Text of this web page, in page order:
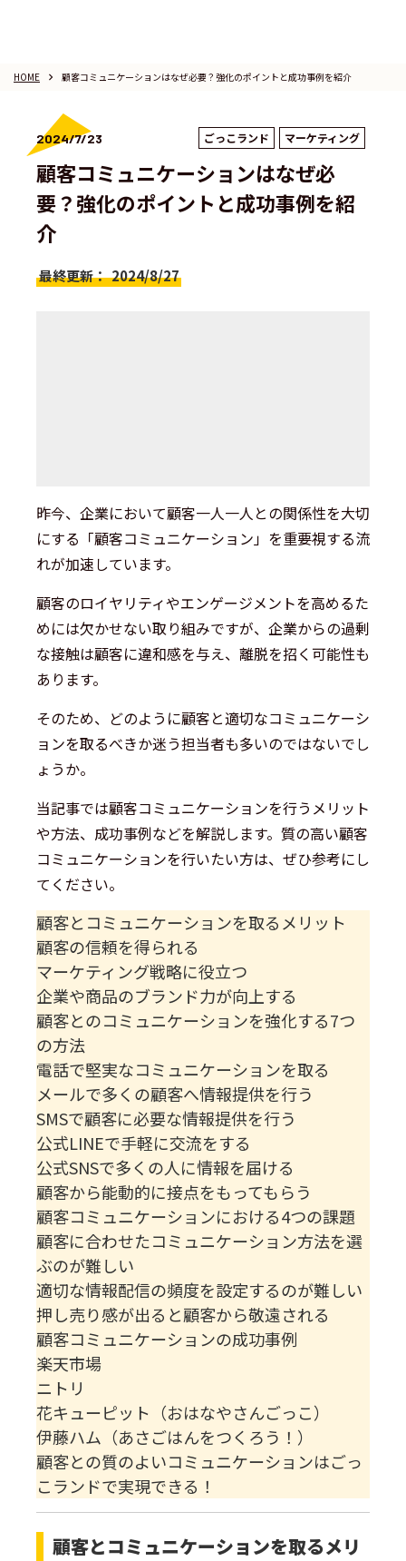
HOME keyboard_arrow_right 顧客コミュニケーションはなぜ必要？強化のポイントと成功事例を紹介
2024/7/23 ごっこランド マーケティング
顧客コミュニケーションはなぜ必
要？強化のポイントと成功事例を紹
介
最終更新： 2024/8/27
昨今、企業において顧客一人一人との関係性を大切
にする「顧客コミュニケーション」を重要視する流
れが加速しています。
顧客のロイヤリティやエンゲージメントを高めるた
めには欠かせない取り組みですが、企業からの過剰
な接触は顧客に違和感を与え、離脱を招く可能性も
あります。
そのため、どのように顧客と適切なコミュニケーシ
ョンを取るべきか迷う担当者も多いのではないでし
ょうか。
当記事では顧客コミュニケーションを行うメリット
や方法、成功事例などを解説します。質の高い顧客
コミュニケーションを行いたい方は、ぜひ参考にし
てください。
顧客とコミュニケーションを取るメリット
顧客の信頼を得られる
マーケティング戦略に役立つ
企業や商品のブランド力が向上する
顧客とのコミュニケーションを強化する7つ
の方法
電話で堅実なコミュニケーションを取る
メールで多くの顧客へ情報提供を行う
SMSで顧客に必要な情報提供を行う
公式LINEで手軽に交流をする
公式SNSで多くの人に情報を届ける
顧客から能動的に接点をもってもらう
顧客コミュニケーションにおける4つの課題
顧客に合わせたコミュニケーション方法を選
ぶのが難しい
適切な情報配信の頻度を設定するのが難しい
押し売り感が出ると顧客から敬遠される
顧客コミュニケーションの成功事例
楽天市場
ニトリ
花キューピット（おはなやさんごっこ）
伊藤ハム（あさごはんをつくろう！）
顧客との質のよいコミュニケーションはごっ
こランドで実現できる！
顧客とコミュニケーションを取るメリ